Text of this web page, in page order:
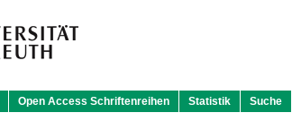
Open Access Schriftenreihen Statistik Suche